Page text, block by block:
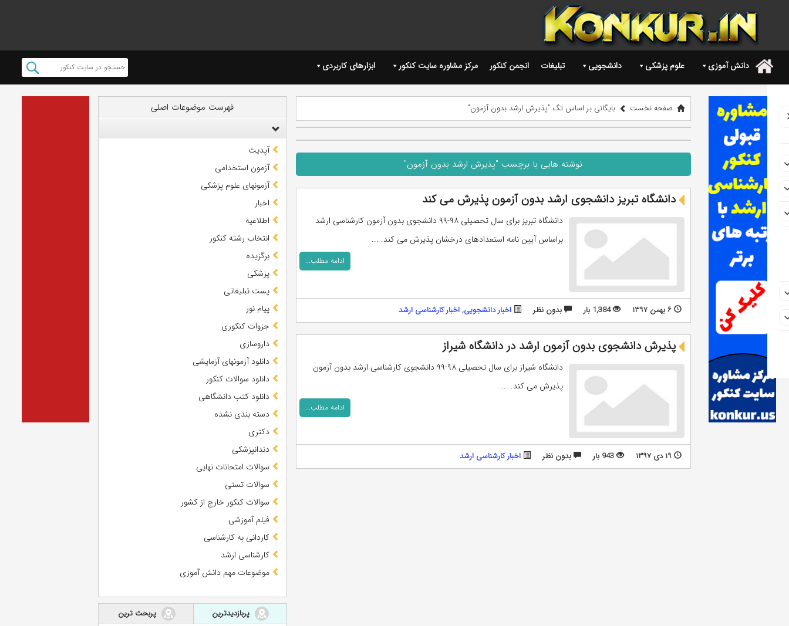
. دانش آموزی علوم پزشکی دانشجویی تبلیغات انجمن کنکور مرکز مشاوره سایت کنکور ابزارهای کاربردی
صفحه نخست بایگانی بر اساس تگ "پذیرش ارشد بدون آزمون"
نوشته هایی با برچسب "پذیرش ارشد بدون آزمون"
دانشگاه تبریز دانشجوی ارشد بدون آزمون پذیرش می کند
دانشگاه تبریز برای سال تحصیلی ۹۸-۹۹ دانشجوی بدون آزمون کارشناسی ارشد
براساس آیین نامه استعدادهای درخشان پذیرش می کند. ...
ادامه مطلب...
۶ بهمن ۱۳۹۷ 1,384 بار بدون نظر اخبار دانشجویی,اخبار کارشناسی ارشد
پذیرش دانشجوی بدون آزمون ارشد در دانشگاه شیراز
دانشگاه شیراز برای سال تحصیلی ۹۸-۹۹ دانشجوی کارشناسی ارشد بدون آزمون
پذیرش می کند. ...
ادامه مطلب...
۱۹ دی ۱۳۹۷ 943 بار بدون نظر اخبار کارشناسی ارشد
فهرست موضوعات اصلی
آپدیت
آزمون استخدامی
آزمونهای علوم پزشکی
اخبار
اطلاعیه
انتخاب رشته کنکور
برگزیده
پزشکی
پست تبلیغاتی
پیام نور
جزوات کنکوری
داروسازی
دانلود آزمونهای آزمایشی
دانلود سوالات کنکور
دانلود کتب دانشگاهی
دسته بندی نشده
دکتری
دندانپزشکی
سوالات امتحانات نهایی
سوالات تستی
سوالات کنکور خارج از کشور
فیلم آموزشی
کاردانی به کارشناسی
کارشناسی ارشد
موضوعات مهم دانش آموزی
پربازدیدترین
پربحث ترین